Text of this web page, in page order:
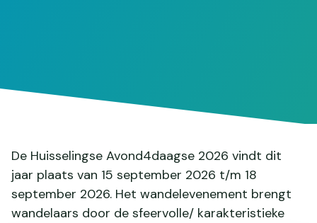
De Huisselingse Avond4daagse 2026 vindt dit
jaar plaats van 15 september 2026 t/m 18
september 2026. Het wandelevenement brengt
wandelaars door de sfeervolle/ karakteristieke